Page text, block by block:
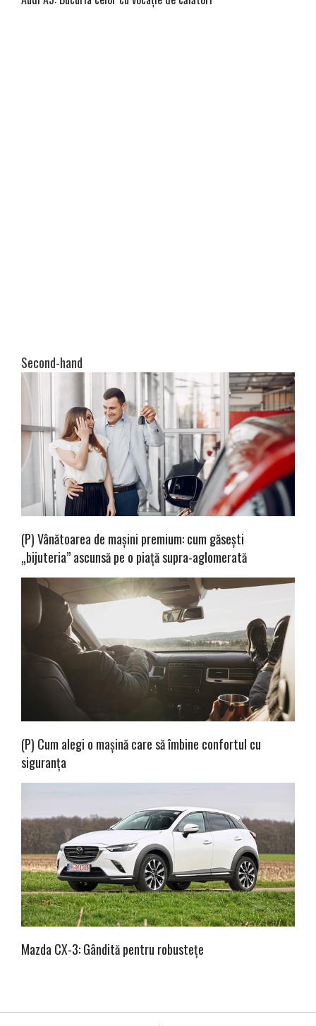
Second-hand
(P) Vânătoarea de mașini premium: cum găsești
„bijuteria” ascunsă pe o piață supra-aglomerată
(P) Cum alegi o mașină care să îmbine confortul cu
siguranța
Mazda CX-3: Gândită pentru robustețe